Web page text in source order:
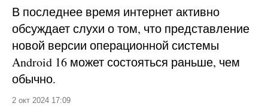
В последнее время интернет активно
обсуждает слухи о том, что представление
новой версии операционной системы
Android 16 может состояться раньше, чем
обычно.
2 окт 2024 17:09